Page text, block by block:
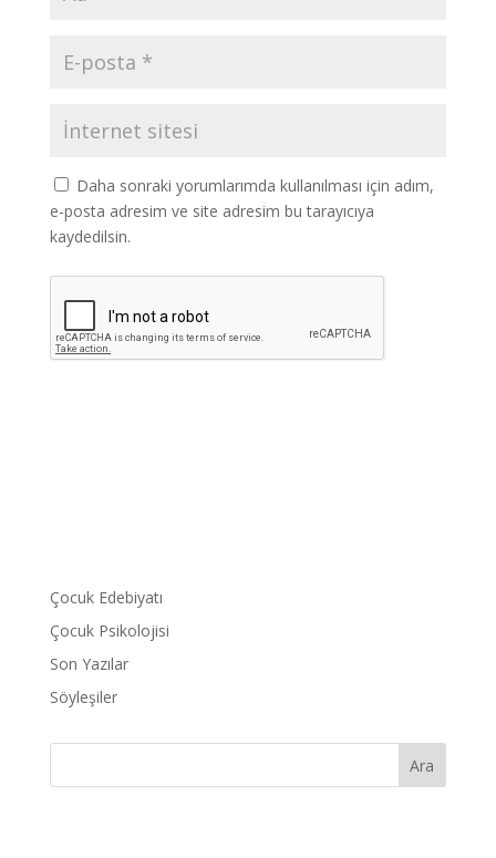
Daha sonraki yorumlarımda kullanılması için adım,
e-posta adresim ve site adresim bu tarayıcıya
kaydedilsin.
Çocuk Edebiyatı
Çocuk Psikolojisi
Son Yazılar
Söyleşiler